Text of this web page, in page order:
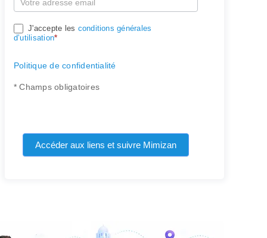
J'accepte les conditions générales
d’utilisation*
Politique de confidentialité
* Champs obligatoires
Accéder aux liens et suivre Mimizan